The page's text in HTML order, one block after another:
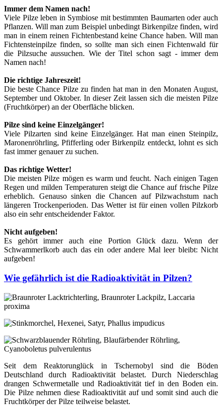
Immer dem Namen nach!
Viele Pilze leben in Symbiose mit bestimmten Baumarten oder auch
Pflanzen. Will man zum Beispiel unbedingt Birkenpilze finden, wird
man in einem reinen Fichtenbestand keine Chance haben. Will man
Fichtensteinpilze finden, so sollte man sich einen Fichtenwald für
die Pilzsuche aussuchen. Wie der Titel schon sagt - immer dem
Namen nach!
Die richtige Jahreszeit!
Die beste Chance Pilze zu finden hat man in den Monaten August,
September und Oktober. In dieser Zeit lassen sich die meisten Pilze
(Fruchtkörper) an der Oberfläche blicken.
Pilze sind keine Einzelgänger!
Viele Pilzarten sind keine Einzelgänger. Hat man einen Steinpilz,
Maronenröhrling, Pfifferling oder Birkenpilz entdeckt, lohnt es sich
fast immer genauer zu suchen.
Das richtige Wetter!
Die meisten Pilze mögen es warm und feucht. Nach einigen Tagen
Regen und milden Temperaturen steigt die Chance auf frische Pilze
erheblich. Genauso sinken die Chancen auf Pilzwachstum nach
längeren Trockenperioden. Das Wetter ist für einen vollen Pilzkorb
also ein sehr entscheidender Faktor.
Nicht aufgeben!
Es gehört immer auch eine Portion Glück dazu. Wenn der
Schwammerlkorb auch das ein oder andere Mal leer bleibt: Nicht
aufgeben!
Wie gefährlich ist die Radioaktivität in Pilzen?
Seit dem Reaktorunglück in Tschernobyl sind die Böden
Deutschland durch Radioaktivität belastet. Durch Niederschlag
drangen Schwermetalle und Radioaktivität tief in den Boden ein.
Die Pilze nehmen diese Radioaktivität auf und somit sind auch die
Fruchtkörper der Pilze teilweise belastet.